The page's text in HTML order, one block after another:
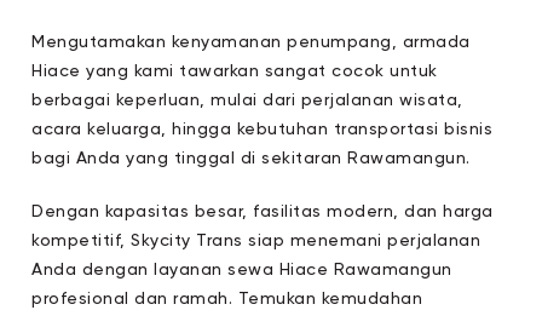
Mengutamakan kenyamanan penumpang, armada
Hiace yang kami tawarkan sangat cocok untuk
berbagai keperluan, mulai dari perjalanan wisata,
acara keluarga, hingga kebutuhan transportasi bisnis
bagi Anda yang tinggal di sekitaran Rawamangun.
Dengan kapasitas besar, fasilitas modern, dan harga
kompetitif, Skycity Trans siap menemani perjalanan
Anda dengan layanan sewa Hiace Rawamangun
profesional dan ramah. Temukan kemudahan